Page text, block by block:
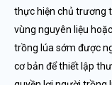
thực hiện chủ trương
vùng nguyên liệu
trồng lúa sớm được
cơ bản để thiết lập